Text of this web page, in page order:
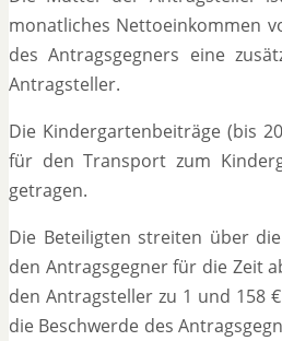
monatliches Nettoeinkommen
des Antragsgegners eine
Antragsteller.
Die Kindergartenbeiträge (bis
für den Transport zum
getragen.
Die Beteiligten streiten über
den Antragsgegner für die Zeit
den Antragsteller zu 1 und 158
die Beschwerde des